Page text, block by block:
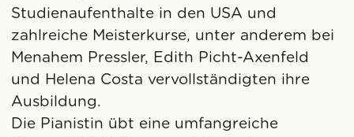
Studienaufenthalte in den USA und
zahlreiche Meisterkurse, unter anderem bei
Menahem Pressler, Edith Picht-Axenfeld
und Helena Costa vervollständigten ihre
Ausbildung.
Die Pianistin übt eine umfangreiche